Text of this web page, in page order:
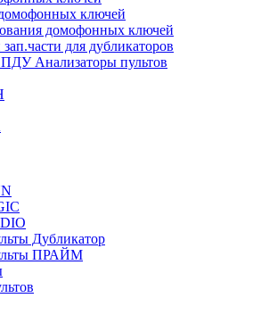
ключей
домофонных ключей
для дубликаторов
Анализаторы пультов
Дубликатор
ПРАЙМ